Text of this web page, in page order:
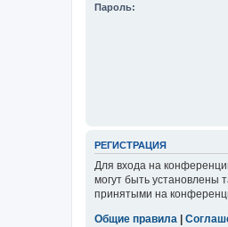
Пароль:
РЕГИСТРАЦИЯ
Для входа на
могут быть установлены
принятыми на
Общие правила